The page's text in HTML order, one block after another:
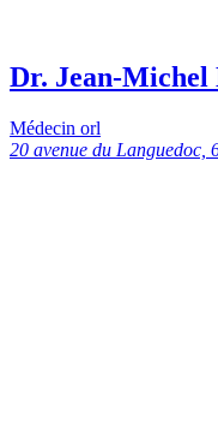
Dr. Jean-
Médecin orl
20 avenue du Languedoc,